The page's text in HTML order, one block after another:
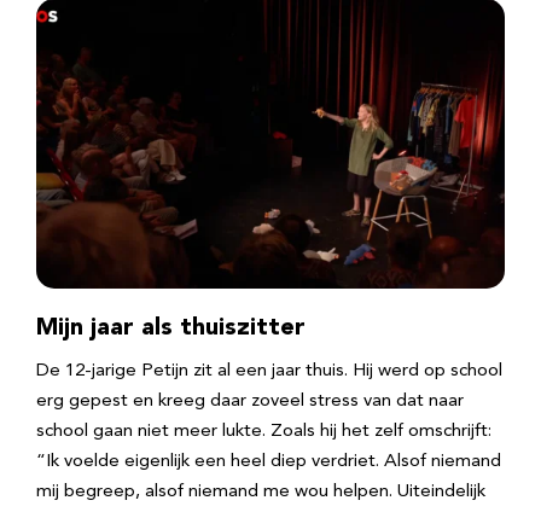
Mijn jaar als thuiszitter
De 12-jarige Petijn zit al een jaar thuis. Hij werd op school
erg gepest en kreeg daar zoveel stress van dat naar
school gaan niet meer lukte. Zoals hij het zelf omschrijft:
“Ik voelde eigenlijk een heel diep verdriet. Alsof niemand
mij begreep, alsof niemand me wou helpen. Uiteindelijk